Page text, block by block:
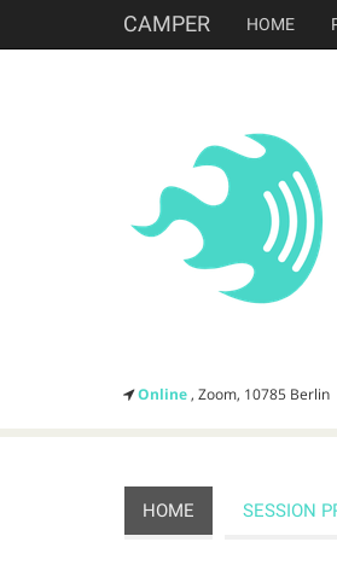
CAMPER HOME
Online, Zoom, 10785 Berlin
HOME SESSION